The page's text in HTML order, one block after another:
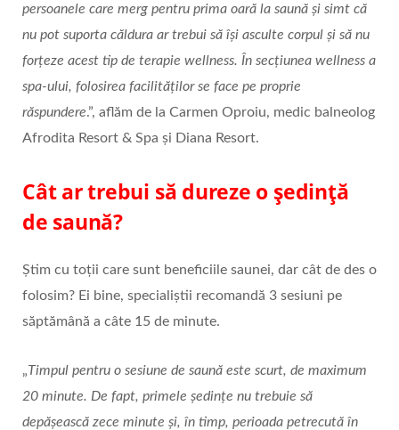
persoanele care merg pentru prima oară la saună și simt că
nu pot suporta căldura ar trebui să își asculte corpul și să nu
forțeze acest tip de terapie wellness. În secțiunea wellness a
spa-ului, folosirea facilităților se face pe proprie
răspundere.”, aflăm de la Carmen Oproiu, medic balneolog
Afrodita Resort & Spa și Diana Resort.
Cât ar trebui să dureze o ședință
de saună?
Știm cu toții care sunt beneficiile saunei, dar cât de des o
folosim? Ei bine, specialiștii recomandă 3 sesiuni pe
săptămână a câte 15 de minute.
„Timpul pentru o sesiune de saună este scurt, de maximum
20 minute. De fapt, primele şedinţe nu trebuie să
depăşească zece minute și, în timp, perioada petrecută în